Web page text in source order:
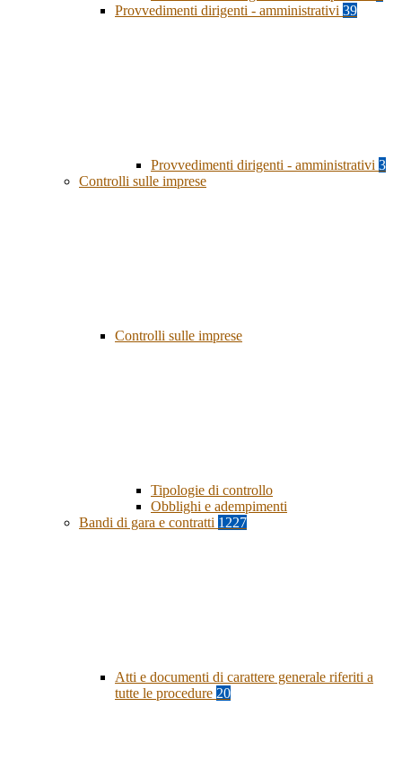
Provvedimenti dirigenti - amministrativi 39
Provvedimenti dirigenti - amministrativi 3
Controlli sulle imprese
Controlli sulle imprese
Tipologie di controllo
Obblighi e adempimenti
Bandi di gara e contratti 1227
Atti e documenti di carattere generale riferiti a
tutte le procedure 20